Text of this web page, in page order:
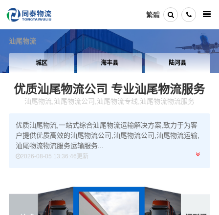
繁體
汕尾物流
城区 海丰县 陆河县
优质汕尾物流公司 专业汕尾物流服务
汕尾物流,汕尾物流公司,汕尾物流专线,汕尾物流物流服务
优质汕尾物流,一站式综合汕尾物流运输解决方案,致力于为客
户提供优质高效的汕尾物流公司,汕尾物流公司,汕尾物流运输,
汕尾物流物流服务运输服务...
2026-08-05 13:36:46更新